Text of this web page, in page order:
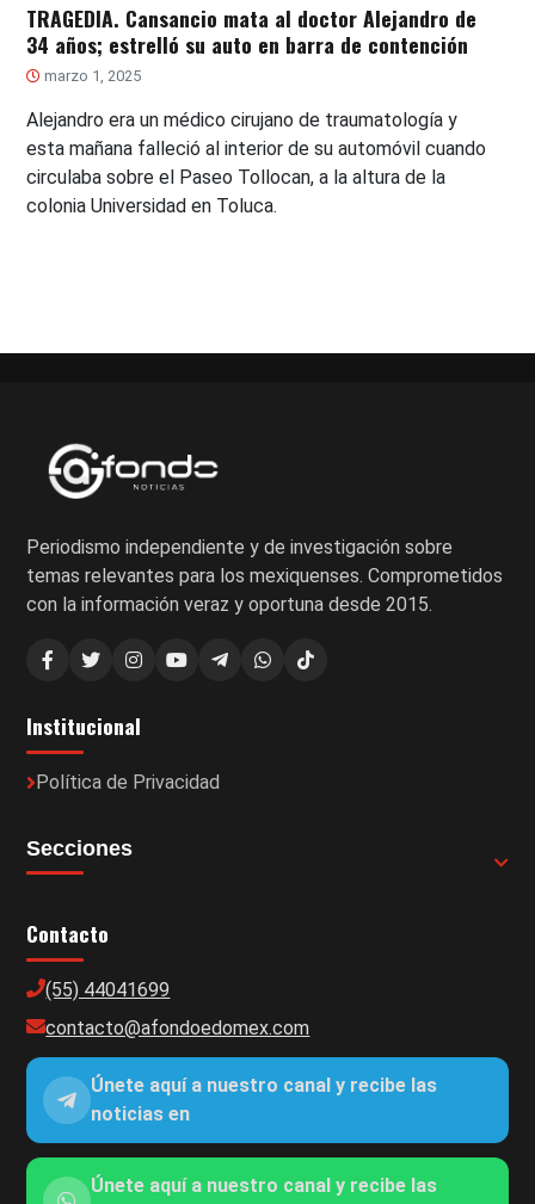
TRAGEDIA. Cansancio mata al doctor Alejandro de
34 años; estrelló su auto en barra de contención
marzo 1, 2025
Alejandro era un médico cirujano de traumatología y
esta mañana falleció al interior de su automóvil cuando
circulaba sobre el Paseo Tollocan, a la altura de la
colonia Universidad en Toluca.
Periodismo independiente y de investigación sobre
temas relevantes para los mexiquenses. Comprometidos
con la información veraz y oportuna desde 2015.
Institucional
Política de Privacidad
Secciones
Contacto
(55) 44041699
contacto@afondoedomex.com
Únete aquí a nuestro canal y recibe las
noticias en
Únete aquí a nuestro canal y recibe las